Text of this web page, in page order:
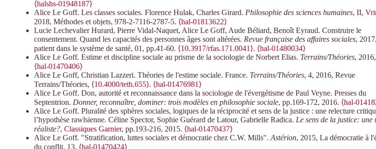
⟨halshs-01948187⟩
Alice Le Goff. Les classes sociales. Florence Hulak, Charles Girard. Philosophie des sciences humaines, II,
2018, Méthodes et objets, 978-2-7116-2787-5. ⟨hal-01813622⟩
Lucie Lechevalier Hurard, Pierre Vidal-Naquet, Alice Le Goff, Aude Béliard, Benoît Eyraud. Construire le
consentement. Quand les capacités des personnes âges sont altérées. Revue française des affaires sociales,
patient dans le système de santé, 01, pp.41-60. ⟨10.3917/rfas.171.0041⟩. ⟨hal-01480034⟩
Alice Le Goff. Estime et discipline sociale au prisme de la sociologie de Norbert Elias. Terrains/Théories,
⟨hal-01470406⟩
Alice Le Goff, Christian Lazzeri. Théories de l'estime sociale. France. Terrains/Théories, 4, 2016, Revue
Terrains/Théories, ⟨10.4000/teth.655⟩. ⟨hal-01476981⟩
Alice Le Goff. Don, autorité et reconnaissance dans la sociologie de l'évergétisme de Paul Veyne. Presses du
Septentrion. Donner, reconnaître, dominer: trois modèles en philosophie sociale, pp.169-172, 2016. ⟨hal-
Alice Le Goff. Pluralité des sphères sociales, logiques de la réciprocité et sens de la justice : une relecture
l’hypothèse rawlsienne. Céline Spector, Sophie Guérard de Latour, Gabrielle Radica. Le sens de la justice: une
réaliste?, Classiques Garnier, pp.193-216, 2015. ⟨hal-01470437⟩
Alice Le Goff. "Stratification, luttes sociales et démocratie chez C.W. Mills". Astérion, 2015, La démocratie à
du conflit, 13. ⟨hal-01470424⟩